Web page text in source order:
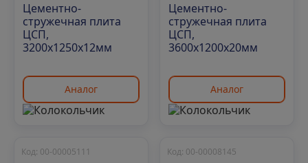
Цементно-
стружечная плита
ЦСП,
3200х1250х12мм
Аналог
Цементно-
стружечная плита
ЦСП,
3600х1200х20мм
Аналог
Код: 00-00005111 Код: 00-00008145